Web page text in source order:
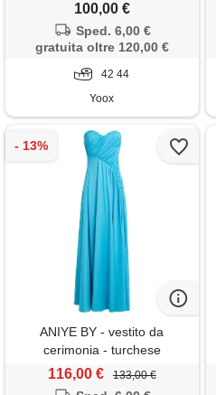
100,00 €
Sped. 6,00 €
gratuita oltre 120,00 €
42 44
Yoox
ANIYE BY - vestito da
cerimonia - turchese
116,00 € 133,00 €